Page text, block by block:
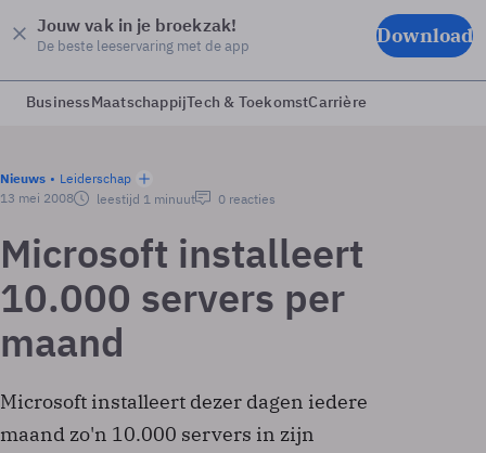
Jouw vak in je broekzak!
De beste leeservaring met de app Download
BusinessMaatschappijTech & ToekomstCarrière
Nieuws
Leiderschap
13 mei 2008
leestijd 1 minuut 0 reacties
Microsoft installeert
10.000 servers per
maand
Microsoft installeert dezer dagen iedere
maand zo'n 10.000 servers in zijn